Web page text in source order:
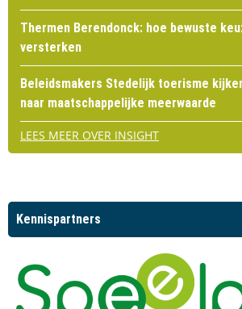
Thermen Berendonck: hoe bewuste
versterken
Beleidsmakers Stedelijk toerisme
naar maatschappelijke meerwaarde
LEES MEER OVER INSIGHT
Kennispartners